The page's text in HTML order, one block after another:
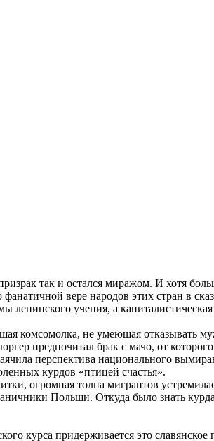
так и остался миражом. И хотя
вере народов этих стран в
учения, а
комсомолка, не умеющая отказывать
предпочитал брак с мачо, от
перспектива национального
курдов «птицей счастья».
огромная толпа мигрантов
Польши. Откуда было знать
курса придерживается это славянское